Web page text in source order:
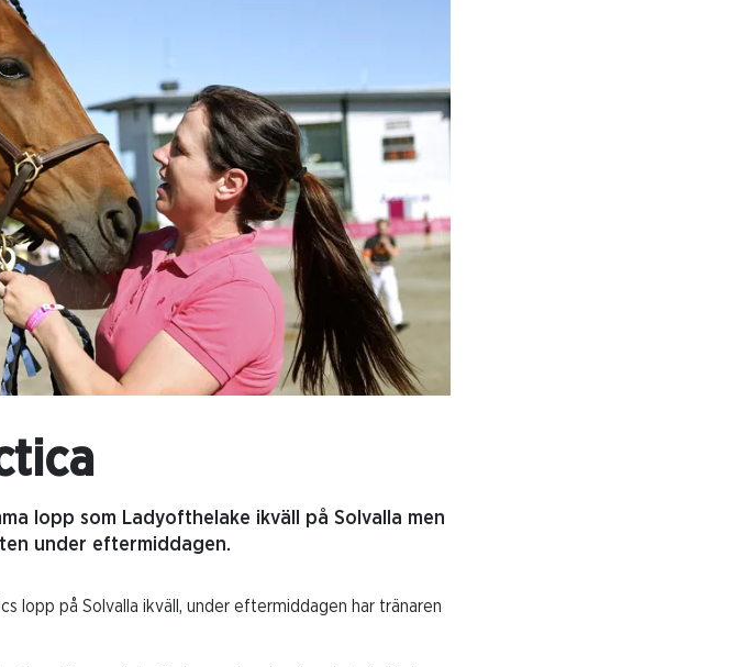
lopp som Ladyofthelake ikväll på Solvalla men
under eftermiddagen.
lopp på Solvalla ikväll, under eftermiddagen har tränaren